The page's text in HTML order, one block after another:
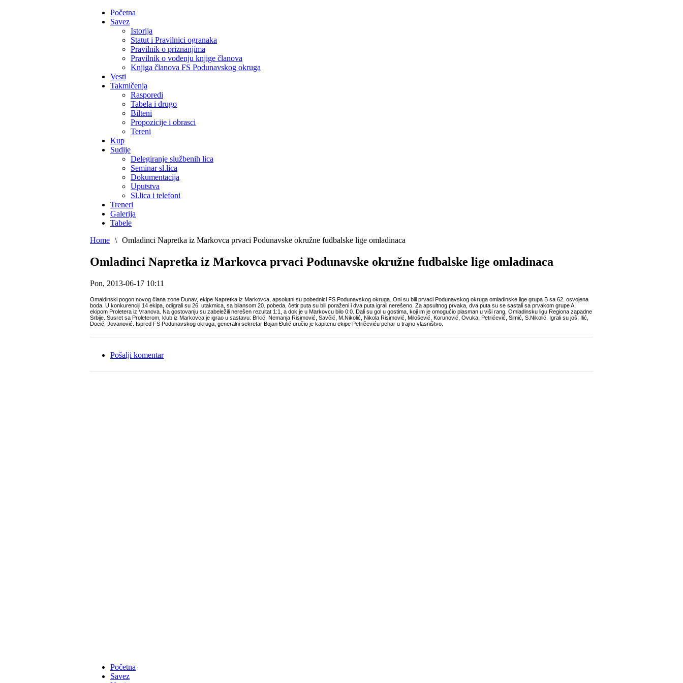
Početna
Savez
Istorija
Statut i Pravilnici ogranaka
Pravilnik o priznanjima
Pravilnik o vođenju knjige članova
Knjiga članova FS Podunavskog okruga
Vesti
Takmičenja
Rasporedi
Tabela i drugo
Bilteni
Propozicije i obrasci
Tereni
Kup
Sudije
Delegiranje službenih lica
Seminar sl.lica
Dokumentacija
Uputstva
Sl.lica i telefoni
Treneri
Galerija
Tabele
Home \ Omladinci Napretka iz Markovca prvaci Podunavske okružne fudbalske lige omladinaca
Omladinci Napretka iz Markovca prvaci Podunavske okružne fudbalske lige omladinaca
Pon, 2013-06-17 10:11
Omaldinski pogon novog člana zone Dunav, ekipe Napretka iz Markovca, apsolutni su pobednici FS Podunavskog okruga. Oni su bili prvaci Podunavskog okruga omladinske lige grupa B sa 62. osvojena
boda. U konkurenciji 14 ekipa, odigrali su 26. utakmica, sa bilansom 20. pobeda, četir puta su bili poraženi i dva puta igrali nerešeno. Za apsultnog prvaka, dva puta su se sastali sa prvakom grupe A,
ekipom Proletera iz Vranova. Na gostovanju su zabeležili nerešen rezultat 1:1, a dok je u Markovcu bilo 0:0. Dali su gol u gostima, koji im je omogućio plasman u viši rang, Omladinsku ligu Regiona zapadne
Srbije. Susret sa Proleterom, klub iz Markovca je igrao u sastavu: Brkić, Nemanja Risimović, Savčić, M.Nikolić, Nikola Risimović, Milošević, Korunović, Ovuka, Petrićević, Simić, S.Nikolić. Igrali su još: Ilić,
Docić, Jovanović. Ispred FS Podunavskog okruga, generalni sekretar Bojan Đulić uručio je kapitenu ekipe Petričeviću pehar u trajno vlasništvo.
Pošalji komentar
Početna
Savez